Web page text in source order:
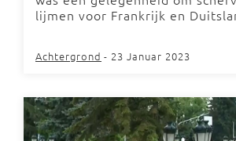
lijmen voor Frankrijk en
Achtergrond - 23 Januar 2023